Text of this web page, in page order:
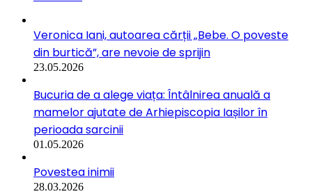
Veronica Iani, autoarea cărții „Bebe. O poveste
din burtică”, are nevoie de sprijin
23.05.2026
Bucuria de a alege viața: Întâlnirea anuală a
mamelor ajutate de Arhiepiscopia Iașilor în
perioada sarcinii
01.05.2026
Povestea inimii
28.03.2026